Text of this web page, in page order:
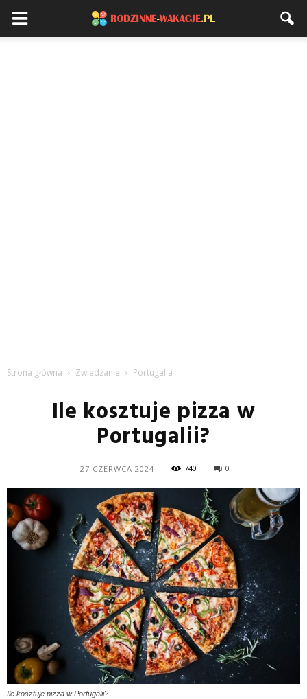
Strona główna Zwiedzanie Portugalia
Ile kosztuje pizza w
Portugalii?
27 CZERWCA 2024 740 0
Ile kosztuje pizza w Portugalii?